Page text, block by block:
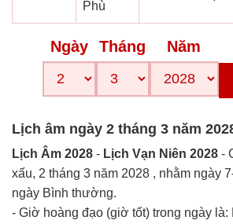
Phù
Ngày Tháng Năm
Lịch âm ngày 2 tháng 3 năm
Lịch Âm 2028 - Lịch Vạn Niên 2028 -
xấu, 2 tháng 3 năm 2028 , nhằm ngày
ngày Bình thường.
- Giờ hoàng đạo (giờ tốt) trong ngày là: